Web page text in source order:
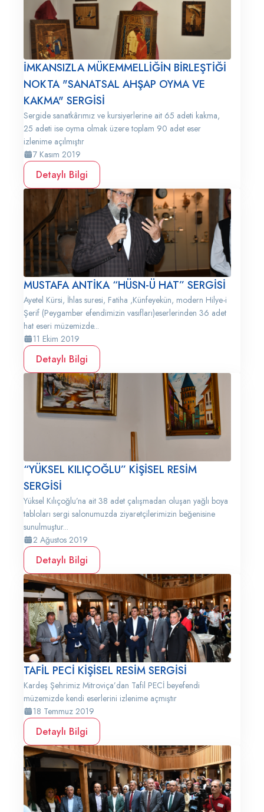
İMKANSIZLA MÜKEMMELLİĞİN BİRLEŞTİĞİ
NOKTA "SANATSAL AHŞAP OYMA VE
KAKMA" SERGİSİ
Sergide sanatkârımız ve kursiyerlerine ait 65 adeti kakma,
25 adeti ise oyma olmak üzere toplam 90 adet eser
izlenime açılmıştır
7 Kasım 2019
Detaylı Bilgi
MUSTAFA ANTİKA “HÜSN-Ü HAT” SERGİSİ
Ayetel Kürsi, İhlas suresi, Fatiha ,Künfeyekün, modern Hilye-i
Şerif (Peygamber efendimizin vasıfları)eserlerinden 36 adet
hat eseri müzemizde...
11 Ekim 2019
Detaylı Bilgi
“YÜKSEL KILIÇOĞLU” KİŞİSEL RESİM
SERGİSİ
Yüksel Kılıçoğlu’na ait 38 adet çalışmadan oluşan yağlı boya
tabloları sergi salonumuzda ziyaretçilerimizin beğenisine
sunulmuştur...
2 Ağustos 2019
Detaylı Bilgi
TAFİL PECİ KİŞİSEL RESİM SERGİSİ
Kardeş Şehrimiz Mitroviça’dan Tafil PECİ beyefendi
müzemizde kendi eserlerini izlenime açmıştır
18 Temmuz 2019
Detaylı Bilgi